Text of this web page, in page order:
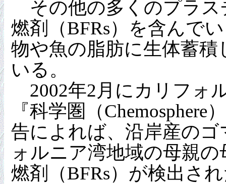
その他の多くのプラス
燃剤（BFRs）を含んで
物や魚の脂肪に生体蓄
いる。
2002年2月にカリフォ
『科学圏（
告によれば、沿岸産の
ォルニア湾地域の母親
燃剤（BFRs）が検出さ